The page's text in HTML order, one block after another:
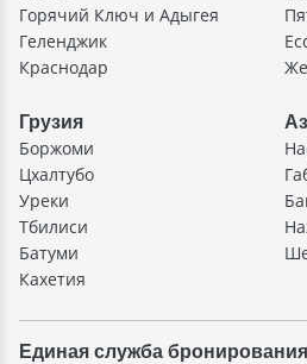
Горячий Ключ и Адыгея
Геленджик
Краснодар
Грузия
Боржоми
Цхалтубо
Уреки
Тбилиси
Батуми
Кахетия
Единая служба бронирования